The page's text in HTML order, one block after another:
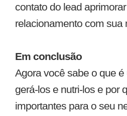
contato do lead
relacionamento com sua
Em conclusão
Agora você sabe o que
gerá-los e nutri-los e por
importantes para o seu